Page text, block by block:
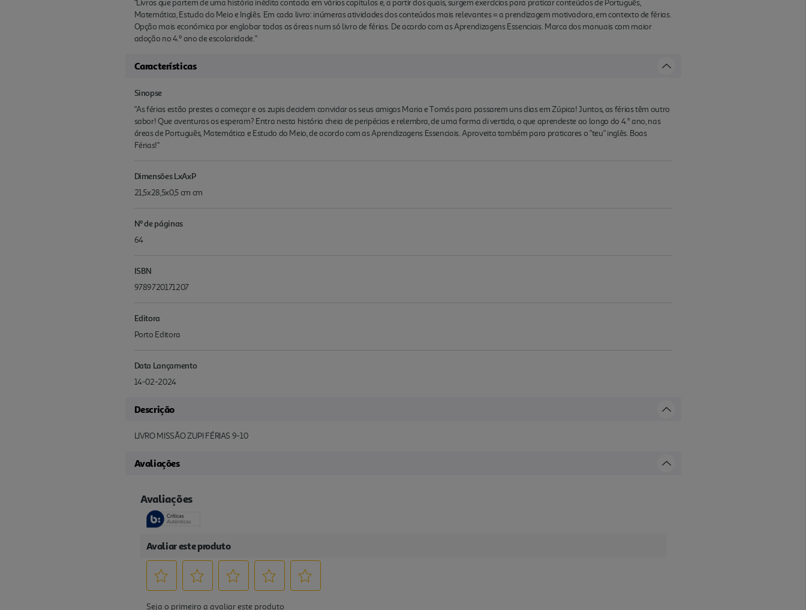
"Livros que partem de uma história inédita contada em vários capítulos e, a partir dos quais, surgem exercícios para praticar conteúdos de Português,
Matemática, Estudo do Meio e Inglês. Em cada livro: inúmeras atividades dos conteúdos mais relevantes = a prendizagem motivadora, em contexto de férias.
Opção mais económica por englobar todas as áreas num só livro de férias. De acordo com as Aprendizagens Essenciais. Marca dos manuais com maior
adoção no 4.º ano de escolaridade."
Características
Sinopse
"As férias estão prestes a começar e os zupis decidem convidar os seus amigos Maria e Tomás para passarem uns dias em Zúpica! Juntos, as férias têm outro
sabor! Que aventuras os esperam? Entra nesta história cheia de peripécias e relembra, de uma forma di vertida, o que aprendeste ao longo do 4.° ano, nas
áreas de Português, Matemática e Estudo do Meio, de acordo com as Aprendizagens Essenciais. Aproveita também para praticares o "teu" inglês. Boas
Férias!"
Dimensões LxAxP
21,5x28,5x0,5 cm cm
Nº de páginas
64
ISBN
9789720171207
Editora
Porto Editora
Data Lançamento
14-02-2024
Descrição
LIVRO MISSÃO ZUPI FÉRIAS 9-10
Avaliações